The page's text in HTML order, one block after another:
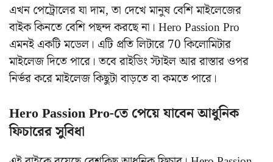
এখন পেট্রোলের যা দাম, তা দেখে মানুষ বেশি মাইলেজের
বাইক কিনতে বেশি পছন্দ করছে না। Hero Passion Pro
এমনই একটি মডেল। এটি প্রতি লিটারে 70 কিলোমিটার
মাইলেজ দিতে পারে। তবে রাইডিং স্টাইল আর রাস্তার ওপর
নির্ভর করে মাইলেজ কিছুটা বাড়তে বা কমতে পারে।
Hero Passion Pro-তে পেয়ে যাবেন আধুনিক
ফিচারের সুবিধা